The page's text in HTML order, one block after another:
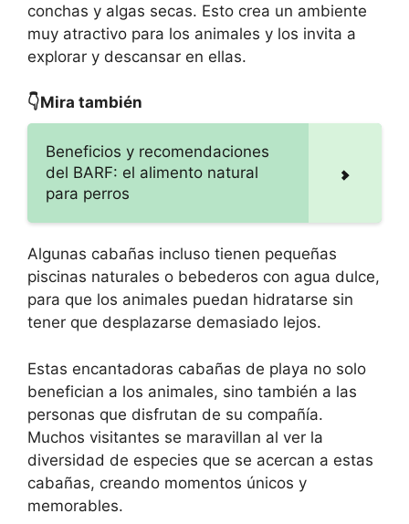
conchas y algas secas. Esto crea un ambiente
muy atractivo para los animales y los invita a
explorar y descansar en ellas.
👇Mira también
Beneficios y recomendaciones
del BARF: el alimento natural
para perros
Algunas cabañas incluso tienen pequeñas
piscinas naturales o bebederos con agua dulce,
para que los animales puedan hidratarse sin
tener que desplazarse demasiado lejos.
Estas encantadoras cabañas de playa no solo
benefician a los animales, sino también a las
personas que disfrutan de su compañía.
Muchos visitantes se maravillan al ver la
diversidad de especies que se acercan a estas
cabañas, creando momentos únicos y
memorables.